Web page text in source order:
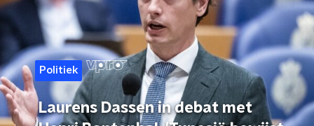
Politiek
Laurens Dassen in debat met